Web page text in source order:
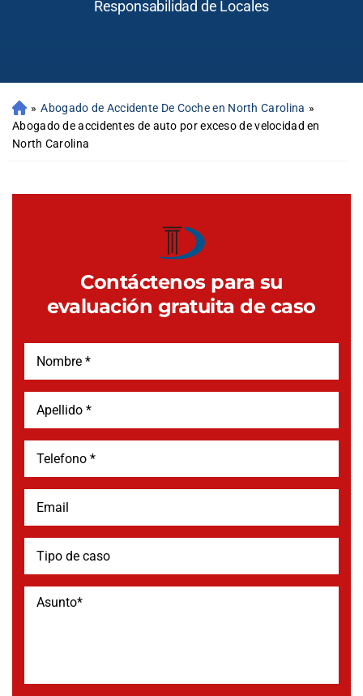
Responsabilidad de Locales
» Abogado de Accidente De Coche en North Carolina »
Abogado de accidentes de auto por exceso de velocidad en
North Carolina
Contáctenos para su
evaluación gratuita de caso